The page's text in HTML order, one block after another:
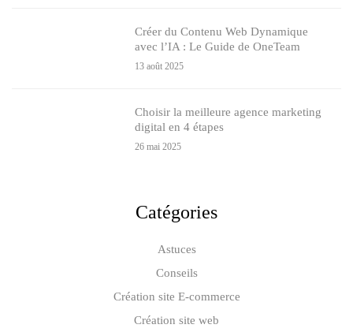
Créer du Contenu Web Dynamique
avec l’IA : Le Guide de OneTeam
13 août 2025
Choisir la meilleure agence marketing
digital en 4 étapes
26 mai 2025
Catégories
Astuces
Conseils
Création site E-commerce
Création site web